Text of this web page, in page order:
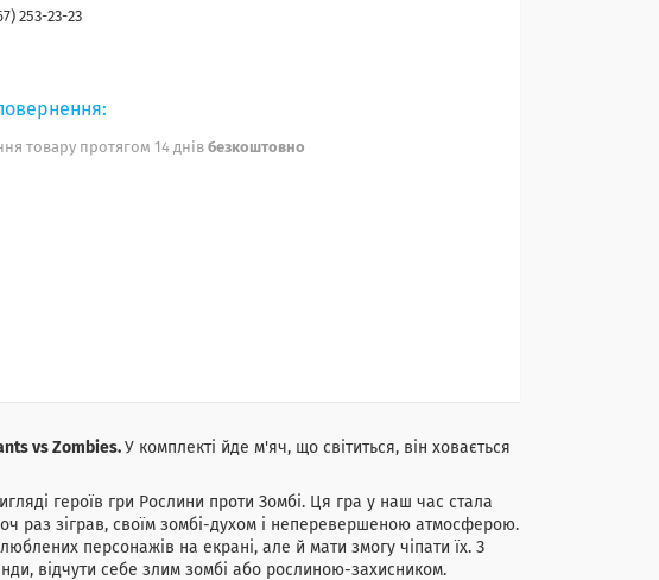
253-23-23
товару протягом 14 днів безкоштовно
vs Zombies. У комплекті йде м'яч, що світиться, він ховається
героїв гри Рослини проти Зомбі. Ця гра у наш час стала
раз зіграв, своїм зомбі-духом і неперевершеною атмосферою.
персонажів на екрані, але й мати змогу чіпати їх. З
відчути себе злим зомбі або рослиною-захисником.